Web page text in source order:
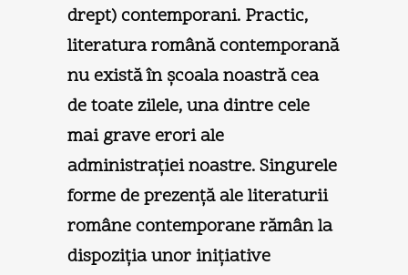
drept) contemporani. Practic,
literatura română contemporană
nu există în şcoala noastră cea
de toate zilele, una dintre cele
mai grave erori ale
administraţiei noastre. Singurele
forme de prezenţă ale literaturii
române contemporane rămân la
dispoziţia unor iniţiative